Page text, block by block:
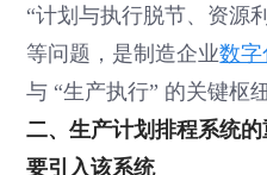
“计划与执行脱节、资源
等问题，是制造企业数字
与 “生产执行” 的关键枢纽
二、生产计划排程系统
要引入该系统